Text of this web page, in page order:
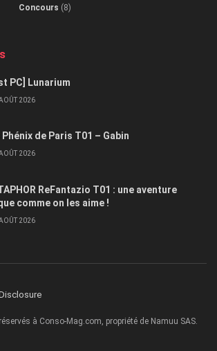
Concours (8)
PC] Lunarium
2026
Phénix de Paris T01 – Gabin
2026
ReFantazio T01 : une aventure
comme on les aime !
2026
à Conso-Mag.com, propriété de Namuu SAS.